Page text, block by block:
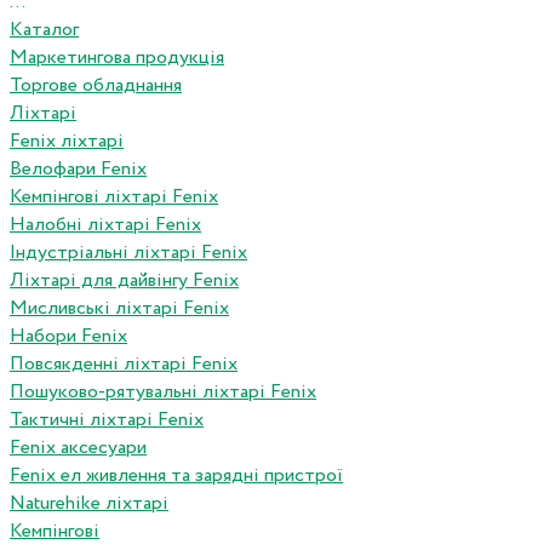
Каталог
Маркетингова продукція
Торгове обладнання
Ліхтарі
Fenix ліхтарі
Велофари Fenix
Кемпінгові ліхтарі Fenix
Налобні ліхтарі Fenix
Індустріальні ліхтарі Fenix
Ліхтарі для дайвінгу Fenix
Мисливські ліхтарі Fenix
Набори Fenix
Повсякденні ліхтарі Fenix
Пошуково-рятувальні ліхтарі Fenix
Тактичні ліхтарі Fenix
Fenix аксесуари
Fenix ел живлення та зарядні пристрої
Naturehike ліхтарі
Кемпінгові